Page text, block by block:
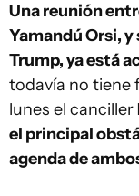
Una reunión
Yamandú Orsi,
Trump, ya está
todavía no tiene
lunes el canciller
el principal
agenda de